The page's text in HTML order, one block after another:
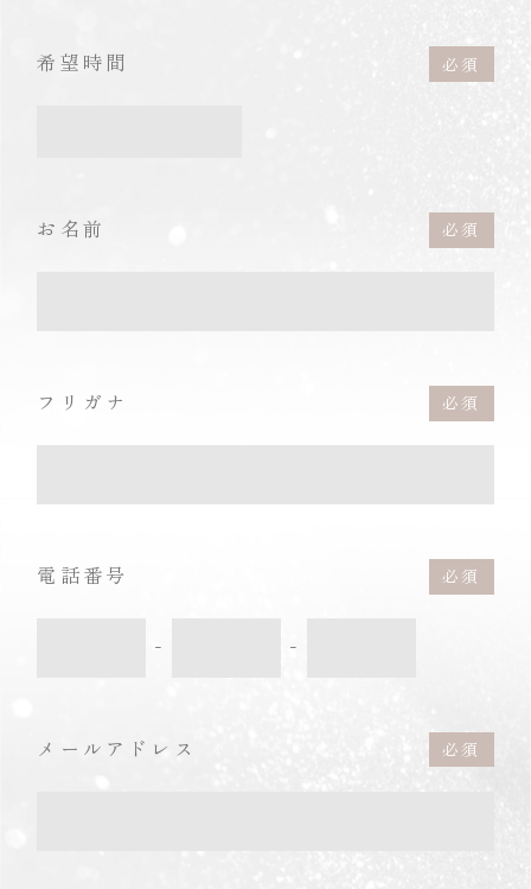
希望時間
お名前
フリガナ
電話番号
- -
メールアドレス